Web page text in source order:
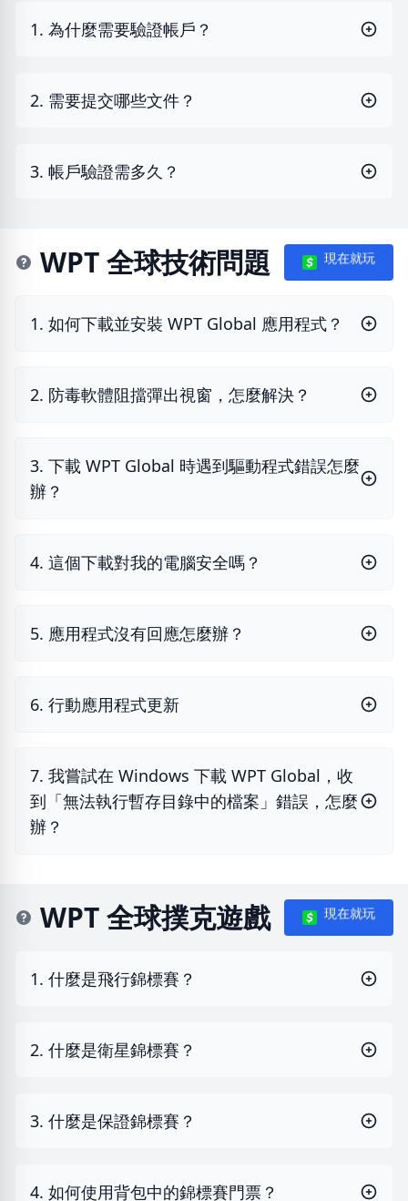
1. 為什麼需要驗證帳戶？
2. 需要提交哪些文件？
3. 帳戶驗證需多久？
WPT 全球技術問題 現在就玩
1. 如何下載並安裝 WPT Global 應用程式？
2. 防毒軟體阻擋彈出視窗，怎麼解決？
3. 下載 WPT Global 時遇到驅動程式錯誤怎麼
辦？
4. 這個下載對我的電腦安全嗎？
5. 應用程式沒有回應怎麼辦？
6. 行動應用程式更新
7. 我嘗試在 Windows 下載 WPT Global，收
到「無法執行暫存目錄中的檔案」錯誤，怎麼
辦？
WPT 全球撲克遊戲 現在就玩
1. 什麼是飛行錦標賽？
2. 什麼是衛星錦標賽？
3. 什麼是保證錦標賽？
4. 如何使用背包中的錦標賽門票？